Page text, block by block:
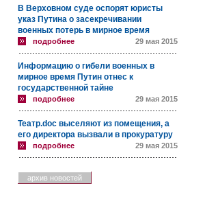
В Верховном суде оспорят юристы
указ Путина о засекречивании
военных потерь в мирное время
подробнее 29 мая 2015
Информацию о гибели военных в
мирное время Путин отнес к
государственной тайне
подробнее 29 мая 2015
Театр.doc выселяют из помещения, а
его директора вызвали в прокуратуру
подробнее 29 мая 2015
архив новостей